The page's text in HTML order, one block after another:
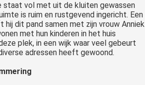
staat vol met uit de kluiten gewassen
is ruim en rustgevend ingericht. Een
hij dit pand samen met zijn vrouw Anniek
met hun kinderen in het huis
plek, in een wijk waar veel gebeurt
adressen heeft gewoond.